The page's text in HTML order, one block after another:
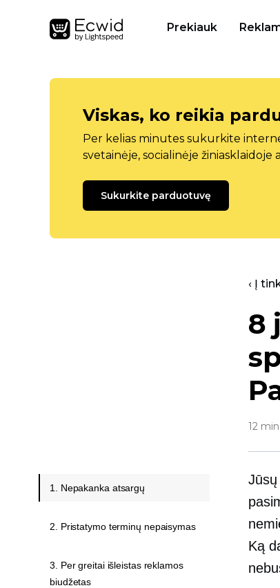
Prekiauk
Viskas, ko reikia
Per kelias minutes sukurkite
svetainėje, socialinėje žiniasklaidoje
Sukurkite parduotuvę
‹ Į
8
12
Ką
1. Nepakanka atsargų
2. Pristatymo terminų nepaisymas
3. Per greitai išleistas reklamos
biudžetas